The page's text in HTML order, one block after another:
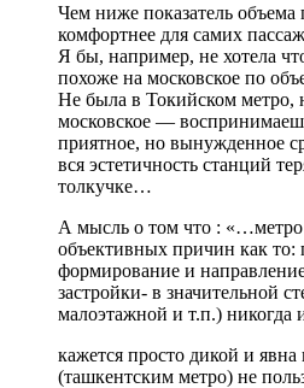
Чем ниже показатель объема
комфортнее для самих
Я бы, например, не хотела
похоже на московское по
Не была в Токийском метро,
московское —
приятное, но вынужденное
вся эстетичность станций
толкучке…
А мысль о том что :
объективных причин как то:
формирование и
застройки- в значительной
малоэтажной и т.п.)
кажется просто дикой и
(ташкентским метро) не